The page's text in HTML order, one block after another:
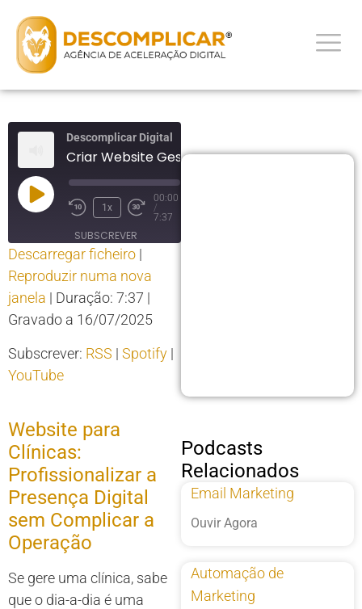
Descomplicar Digital
Criar Website Gestão de Clinicas
1x
00:00
/
7:37
SUBSCREVER
PARTILHAR
RSS Spotify
YouTube
RSS FEED
PARTILHAR
LIGAÇÃO
Descarregar ficheiro |
Reproduzir numa nova
janela | Duração: 7:37 |
Gravado a 16/07/2025
Subscrever: RSS | Spotify |
YouTube
Website para
Clínicas:
Profissionalizar a
Presença Digital
sem Complicar a
Operação
Se gere uma clínica, sabe
que o dia-a-dia é uma
Podcasts
Relacionados
Email Marketing
Ouvir Agora
Automação de
Marketing